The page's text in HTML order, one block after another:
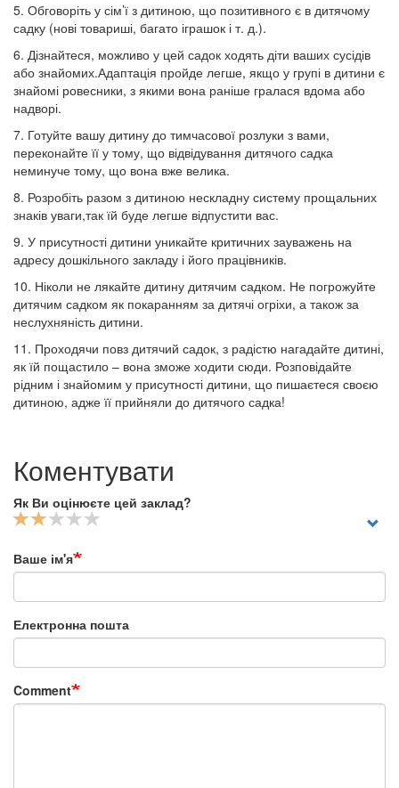
5. Обговоріть у сім’ї з дитиною, що позитивного є в дитячому
садку (нові товариші, багато іграшок і т. д.).
6. Дізнайтеся, можливо у цей садок ходять діти ваших сусідів
або знайомих.Адаптація пройде легше, якщо у групі в дитини є
знайомі ровесники, з якими вона раніше гралася вдома або
надворі.
7. Готуйте вашу дитину до тимчасової розлуки з вами,
переконайте її у тому, що відвідування дитячого садка
неминуче тому, що вона вже велика.
8. Розробіть разом з дитиною нескладну систему прощальних
знаків уваги,так їй буде легше відпустити вас.
9. У присутності дитини уникайте критичних зауважень на
адресу дошкільного закладу і його працівників.
10. Ніколи не лякайте дитину дитячим садком. Не погрожуйте
дитячим садком як покаранням за дитячі огріхи, а також за
неслухняність дитини.
11. Проходячи повз дитячий садок, з радістю нагадайте дитині,
як їй пощастило – вона зможе ходити сюди. Розповідайте
рідним і знайомим у присутності дитини, що пишаєтеся своєю
дитиною, адже її прийняли до дитячого садка!
Коментувати
Як Ви оцінюєте цей заклад?
Ваше ім'я
Електронна пошта
Comment